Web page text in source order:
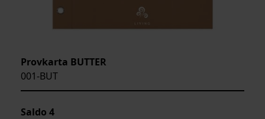
Provkarta BUTTER
001-BUT
Saldo 4